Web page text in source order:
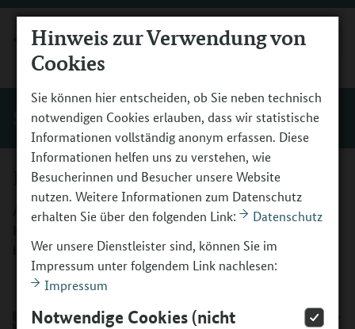
Hinweis zur Verwendung von
Cookies
Sie können hier entscheiden, ob Sie neben technisch
notwendigen Cookies erlauben, dass wir statistische
Informationen vollständig anonym erfassen. Diese
Informationen helfen uns zu verstehen, wie
Besucherinnen und Besucher unsere Website
nutzen. Weitere Informationen zum Datenschutz
erhalten Sie über den folgenden Link:
Datenschutz
Wer unsere Dienstleister sind, können Sie im
Impressum unter folgendem Link nachlesen:
Impressum
Notwendige Cookies (nicht
MENÜ
Service
Presse
Aktuelle Pressemitteilungen und -materialien sowie die
befinden sich im Pressebereich.
Pressematerialien